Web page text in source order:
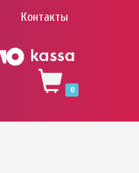
Контакты
0